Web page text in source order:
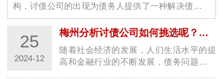
构，讨债公司的出现为债务人提供了一种解决债务问
题的途径。广州讨债公司市场…
25
2024-12
梅州分析讨债公司如何挑选呢？需要注意什么细节？
随着社会经济的发展，人们生活水平的提
高和金融行业的不断发展，债务问题也逐